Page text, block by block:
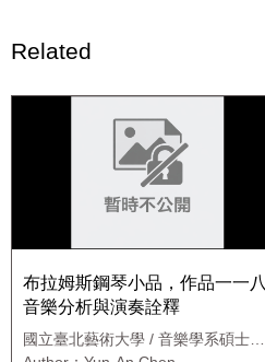
Related
布拉姆斯鋼琴小品，作品一一八
音樂分析與演奏詮釋
國立臺北藝術大學 / 音樂學系碩士班
鋼琴組